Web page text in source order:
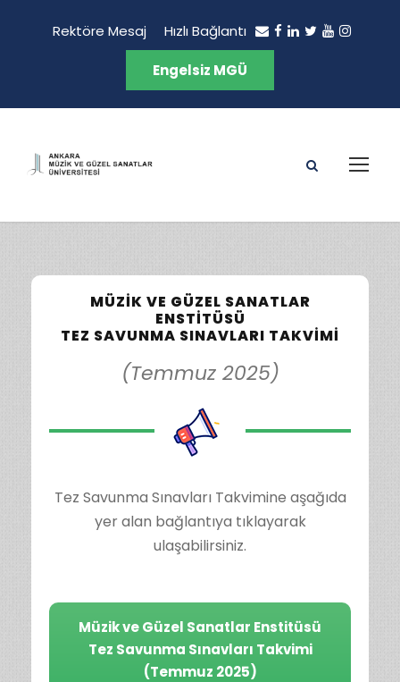
Rektöre Mesaj Hızlı Bağlantı
Engelsiz MGÜ
MÜZIK VE GÜZEL SANATLAR
ENSTITÜSÜ
TEZ SAVUNMA SINAVLARI TAKVIMI
(Temmuz 2025)
Tez Savunma Sınavları Takvimine aşağıda
yer alan bağlantıya tıklayarak
ulaşabilirsiniz.
Müzik ve Güzel Sanatlar Enstitüsü
Tez Savunma Sınavları Takvimi
(Temmuz 2025)